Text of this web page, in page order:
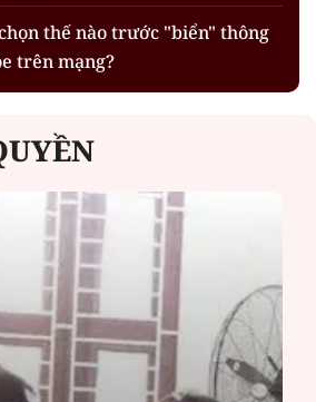
thế nào trước "biển" thông
trên mạng?